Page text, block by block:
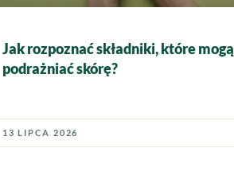
Jak rozpoznać składniki, które mogą
podrażniać skórę?
13 LIPCA 2026